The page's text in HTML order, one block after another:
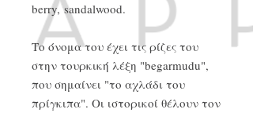
berry, sandalwood.
Το όνομα του έχει τις ρίζες του
στην τουρκική λέξη "begarmudu",
που σημαίνει "το αχλάδι του
πρίγκιπα". Οι ιστορικοί θέλουν τον